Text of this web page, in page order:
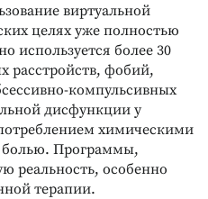
виртуальной
целях уже полностью
используется более 30
расстройств, фобий,
компульсивных
дисфункции у
химическими
болью. Программы,
реальность, особенно
терапии.